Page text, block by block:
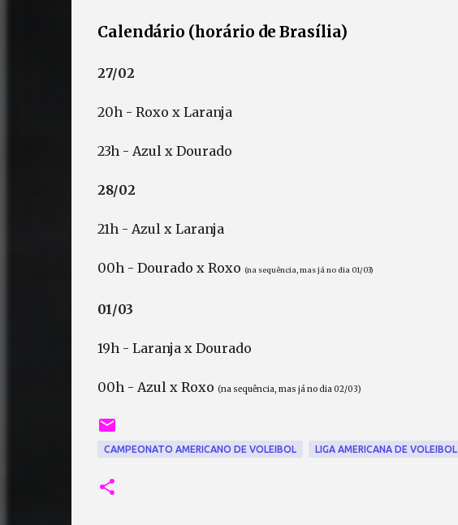
Calendário (horário de Brasília)
27/02
20h - Roxo x Laranja
23h - Azul x Dourado
28/02
21h - Azul x Laranja
00h - Dourado x Roxo (na sequência, mas já no dia 01/03)
01/03
19h - Laranja x Dourado
00h - Azul x Roxo (na sequência, mas já no dia 02/03)
CAMPEONATO AMERICANO DE VOLEIBOL LIGA AMERICANA DE VOLEIBOL